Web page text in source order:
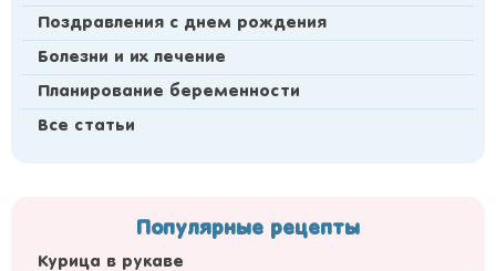
Поздравления с днем рождения
Болезни и их лечение
Планирование беременности
Все статьи
Популярные рецепты
Курица в рукаве